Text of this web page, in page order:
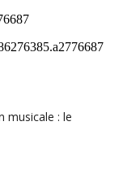
musicale : le